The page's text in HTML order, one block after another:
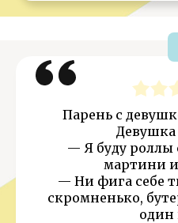
Парень с
Девушка
— Я буду роллы
мартини
— Ни фига себе
скромненько,
один